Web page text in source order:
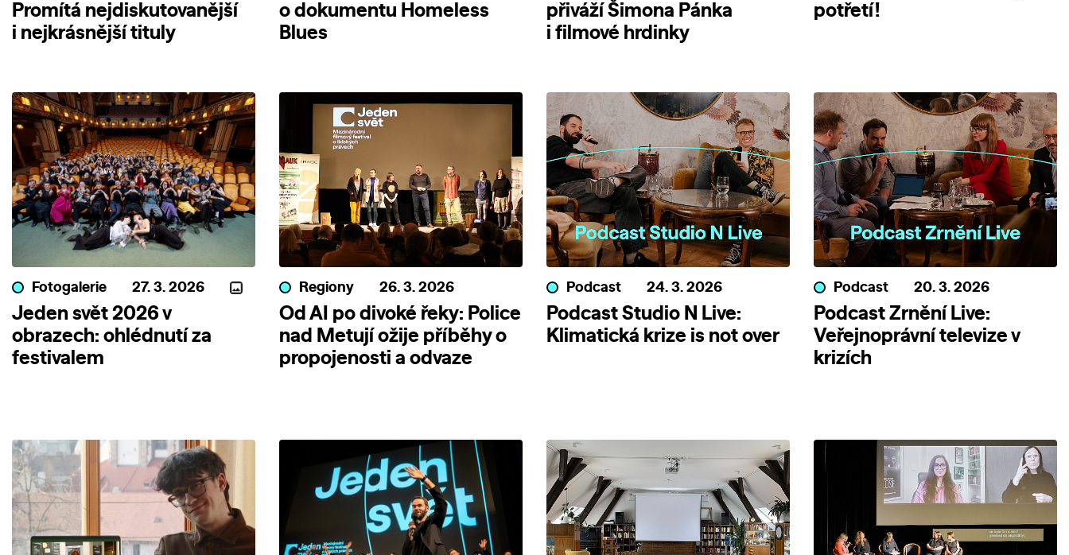
Promítá nejdiskutovanější
i nejkrásnější tituly
o dokumentu Homeless
Blues
přiváží Šimona Pánka
i filmové hrdinky
potřetí!
Fotogalerie 27. 3. 2026
Jeden svět 2026 v
obrazech: ohlédnutí za
festivalem
Regiony 26. 3. 2026
Od AI po divoké řeky: Police
nad Metují ožije příběhy o
propojenosti a odvaze
Podcast 24. 3. 2026
Podcast Studio N Live:
Klimatická krize is not over
Podcast 20. 3. 2026
Podcast Zrnění Live:
Veřejnoprávní televize v
krizích